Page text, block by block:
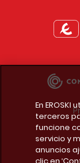
En
terceros
funcione
servicio y
anuncios
clic en